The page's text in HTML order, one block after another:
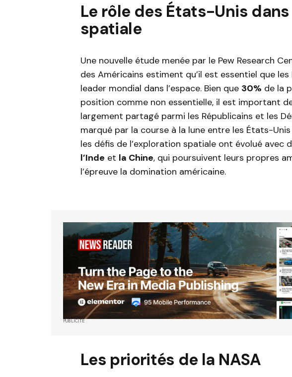
Le rôle des États-Unis
spatiale
Une nouvelle étude menée par le Pew Research
des Américains estiment qu’il est essentiel que
leader mondial dans l’espace. Bien que 30% de la
position comme non essentielle, il est important
largement partagé parmi les Républicains et les
marqué par la course à la lune entre les États-
les défis de l’exploration spatiale ont évolué avec
l’Inde et la Chine, qui poursuivent leurs propres
l’épreuve la domination américaine.
PUBLICITÉ
Les priorités de la NASA